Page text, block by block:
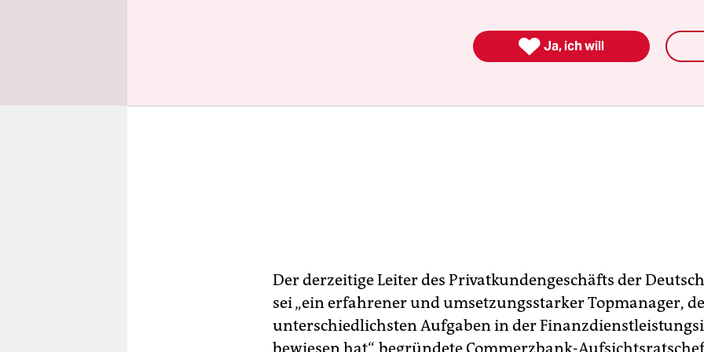
Der derzeitige Leiter des Privatkundengeschäfts der
sei „ein erfahrener und umsetzungsstarker Topmanager,
unterschiedlichsten Aufgaben in der
bewiesen hat“, begründete Commerzbank-
 Ja, ich will